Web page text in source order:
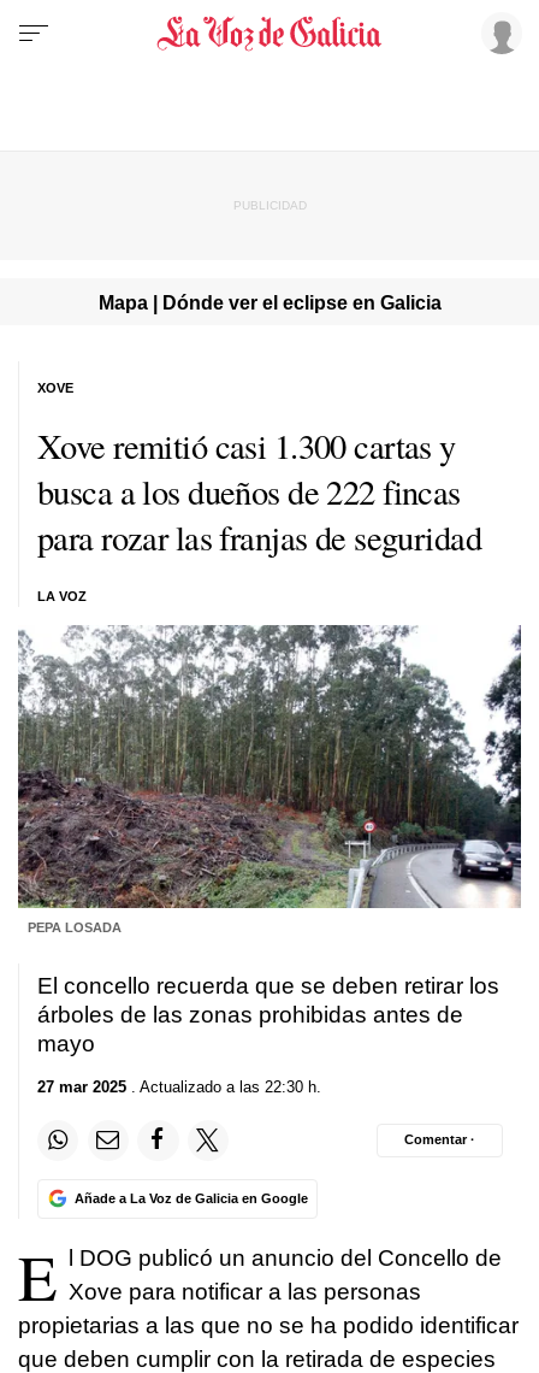
Mapa | Dónde ver el eclipse en Galicia
Xove remitió casi 1.300 cartas y
busca a los dueños de 222 fincas
para rozar las franjas de seguridad
LA VOZ
XOVE
PEPA LOSADA
El concello recuerda que se deben retirar los
árboles de las zonas prohibidas antes de
mayo
27 mar 2025 . Actualizado a las 22:30 h.
Añade a La Voz de Galicia en Google
Comentar ·
E l DOG publicó un anuncio del Concello de
Xove para notificar a las personas
propietarias a las que no se ha podido identificar
que deben cumplir con la retirada de especies